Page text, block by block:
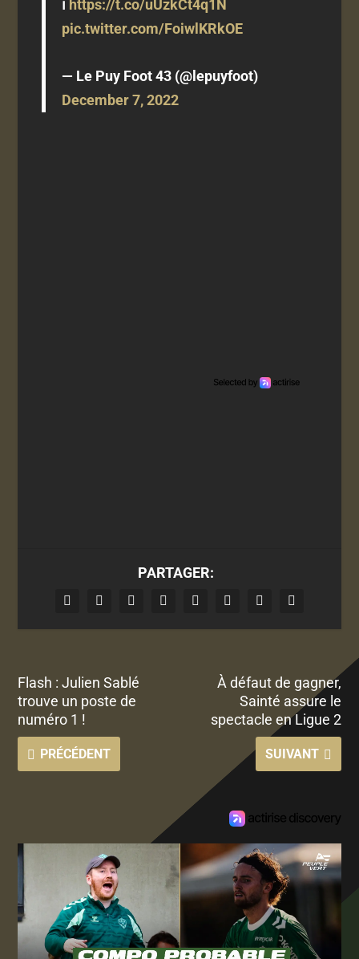
ℹ https://t.co/uUzkCt4q1N
pic.twitter.com/FoiwlKRkOE
— Le Puy Foot 43 (@lepuyfoot)
December 7, 2022
PARTAGER:
Flash : Julien Sablé
trouve un poste de
numéro 1 !
PRÉCÉDENT
À défaut de gagner,
Sainté assure le
spectacle en Ligue 2
SUIVANT